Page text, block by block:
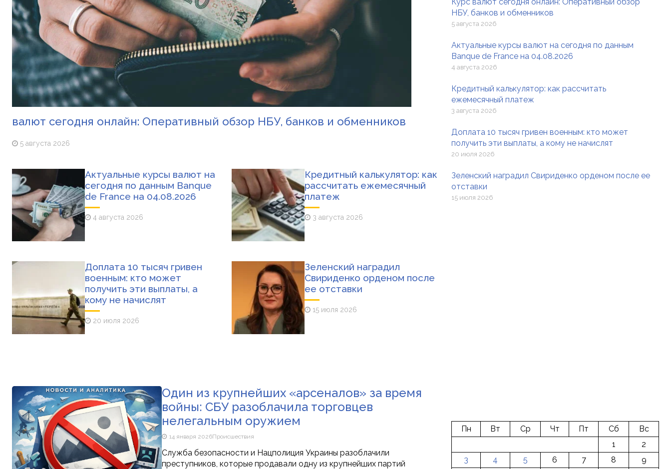
валют сегодня онлайн: Оперативный обзор НБУ, банков и обменников
5 августа 2026
Актуальные курсы валют на
сегодня по данным Banque
de France на 04.08.2026
4 августа 2026
Кредитный калькулятор: как
рассчитать ежемесячный
платеж
3 августа 2026
Доплата 10 тысяч гривен
военным: кто может
получить эти выплаты, а
кому не начислят
20 июля 2026
Зеленский наградил
Свириденко орденом после
ее отставки
15 июля 2026
НБУ, банков и обменников
5 августа 2026
Актуальные курсы валют на сегодня по данным
Banque de France на 04.08.2026
4 августа 2026
Кредитный калькулятор: как рассчитать
ежемесячный платеж
3 августа 2026
Доплата 10 тысяч гривен военным: кто может
получить эти выплаты, а кому не начислят
20 июля 2026
Зеленский наградил Свириденко орденом после ее
отставки
15 июля 2026
Один из крупнейших «арсеналов» за время
войны: СБУ разоблачила торговцев
нелегальным оружием
14 января 2026Происшествия
Служба безопасности и Нацполиция Украины разоблачили
преступников, которые продавали одну из крупнейших партий
Пн Вт Ср Чт Пт Сб
Вс
1
2
3
4 5 6 7 8
9